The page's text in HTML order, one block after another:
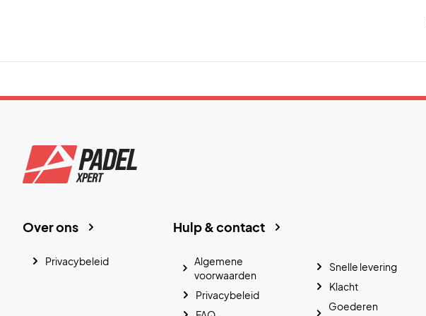
Hulp & contact
Algemene
voorwaarden
Privacybeleid
Snelle levering
Klacht
Goederen
Over ons
Privacybeleid